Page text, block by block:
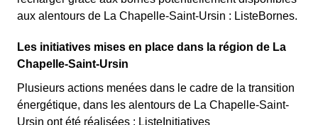
aux alentours de La Chapelle-Saint-Ursin : ListeBornes.
Les initiatives mises en place dans la région de La
Chapelle-Saint-Ursin
Plusieurs actions menées dans le cadre de la transition
énergétique, dans les alentours de La Chapelle-Saint-
Ursin ont été réalisées : ListeInitiatives